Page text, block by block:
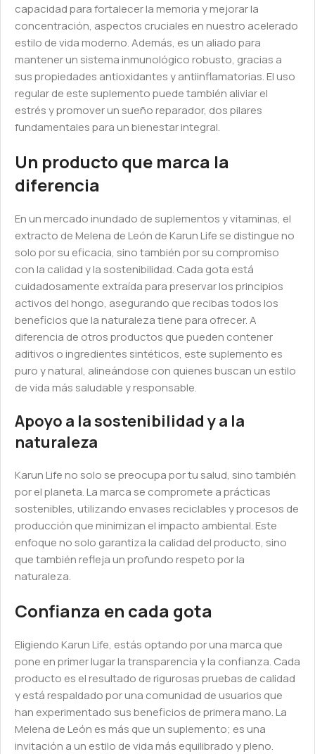
capacidad para fortalecer la memoria y mejorar la
concentración, aspectos cruciales en nuestro acelerado
estilo de vida moderno. Además, es un aliado para
mantener un sistema inmunológico robusto, gracias a
sus propiedades antioxidantes y antiinflamatorias. El uso
regular de este suplemento puede también aliviar el
estrés y promover un sueño reparador, dos pilares
fundamentales para un bienestar integral.
Un producto que marca la
diferencia
En un mercado inundado de suplementos y vitaminas, el
extracto de Melena de León de Karun Life se distingue no
solo por su eficacia, sino también por su compromiso
con la calidad y la sostenibilidad. Cada gota está
cuidadosamente extraída para preservar los principios
activos del hongo, asegurando que recibas todos los
beneficios que la naturaleza tiene para ofrecer. A
diferencia de otros productos que pueden contener
aditivos o ingredientes sintéticos, este suplemento es
puro y natural, alineándose con quienes buscan un estilo
de vida más saludable y responsable.
Apoyo a la sostenibilidad y a la
naturaleza
Karun Life no solo se preocupa por tu salud, sino también
por el planeta. La marca se compromete a prácticas
sostenibles, utilizando envases reciclables y procesos de
producción que minimizan el impacto ambiental. Este
enfoque no solo garantiza la calidad del producto, sino
que también refleja un profundo respeto por la
naturaleza.
Confianza en cada gota
Eligiendo Karun Life, estás optando por una marca que
pone en primer lugar la transparencia y la confianza. Cada
producto es el resultado de rigurosas pruebas de calidad
y está respaldado por una comunidad de usuarios que
han experimentado sus beneficios de primera mano. La
Melena de León es más que un suplemento; es una
invitación a un estilo de vida más equilibrado y pleno.